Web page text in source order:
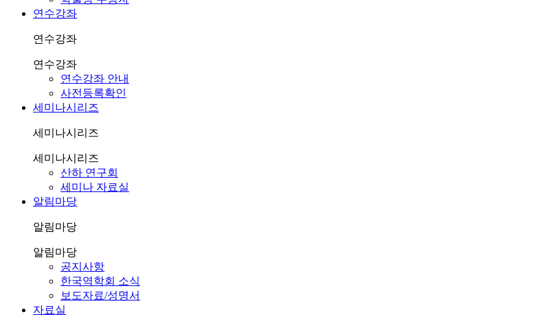
연수강좌
연수강좌
연수강좌
연수강좌 안내
사전등록확인
세미나시리즈
세미나시리즈
세미나시리즈
산하 연구회
세미나 자료실
알림마당
알림마당
알림마당
공지사항
한국역학회 소식
보도자료/성명서
자료실